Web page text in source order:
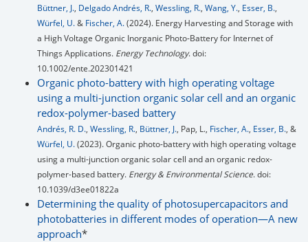
Büttner, J., Delgado Andrés, R., Wessling, R., Wang, Y., Esser, B.,
Würfel, U.& Fischer, A.(2024). Energy Harvesting and Storage with
a High Voltage Organic Inorganic Photo-Battery for Internet of
Things Applications. Energy Technology. doi:
10.1002/ente.202301421
Organic photo-battery with high operating voltage
using a multi-junction organic solar cell and an organic
redox-polymer-based battery
Andrés, R. D., Wessling, R., Büttner, J., Pap, L., Fischer, A., Esser, B., &
Würfel, U.(2023). Organic photo-battery with high operating voltage
using a multi-junction organic solar cell and an organic redox-
polymer-based battery. Energy & Environmental Science. doi:
10.1039/d3ee01822a
Determining the quality of photosupercapacitors and
photobatteries in different modes of operation—A new
approach*